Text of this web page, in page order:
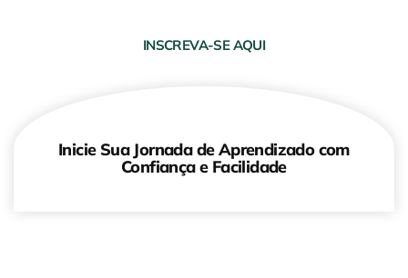
INSCREVA-SE AQUI
Inicie Sua Jornada de Aprendizado com
Confiança e Facilidade